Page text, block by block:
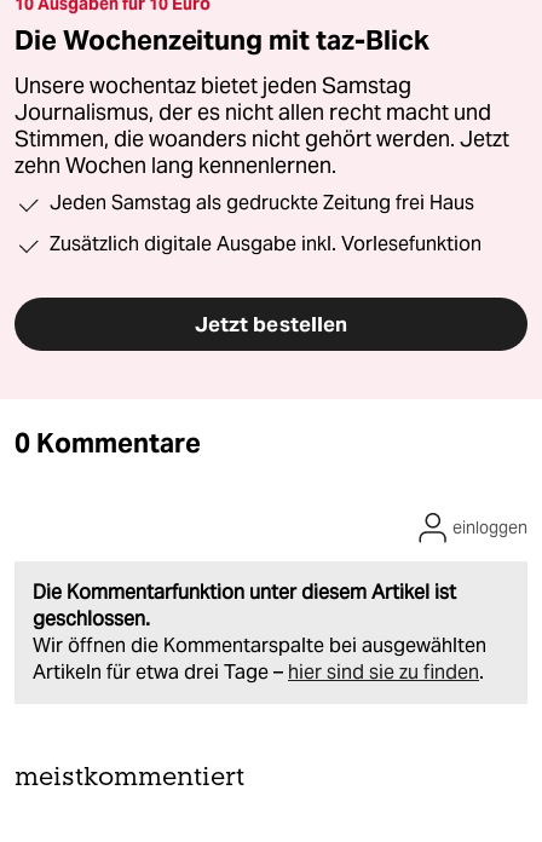
Die Wochenzeitung mit taz-Blick
Unsere wochentaz bietet jeden Samstag
Journalismus, der es nicht allen recht macht und
Stimmen, die woanders nicht gehört werden. Jetzt
zehn Wochen lang kennenlernen.
Jeden Samstag als gedruckte Zeitung frei Haus
Zusätzlich digitale Ausgabe inkl. Vorlesefunktion
Jetzt bestellen
0 Kommentare
Die Kommentarfunktion unter diesem Artikel ist
geschlossen.
Wir öffnen die Kommentarspalte bei ausgewählten
Artikeln für etwa drei Tage – hier sind sie zu finden.
einloggen
meistkommentiert